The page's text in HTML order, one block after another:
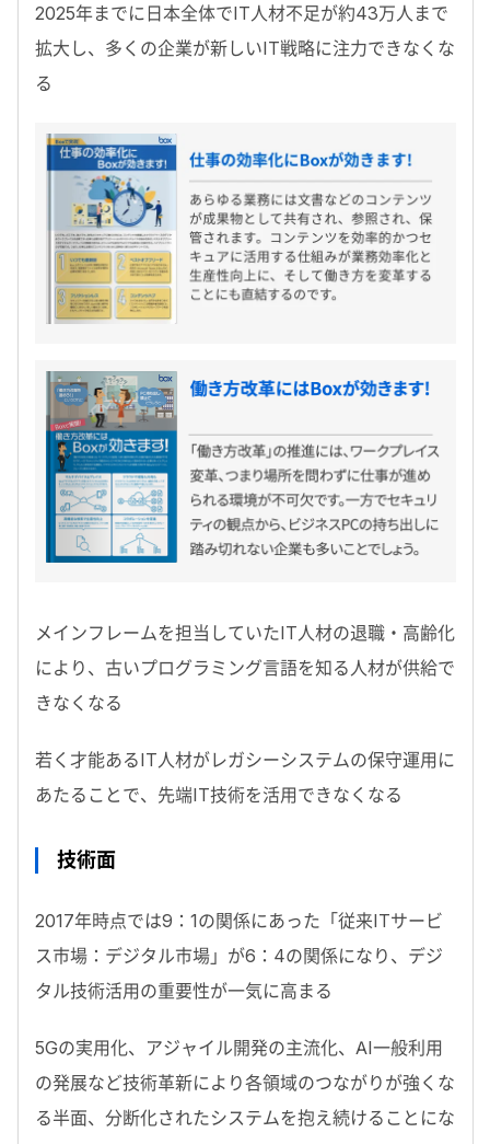
2025年までに日本全体でIT人材不足が約43万人まで
拡大し、多くの企業が新しいIT戦略に注力できなくな
る
メインフレームを担当していたIT人材の退職・高齢化
により、古いプログラミング言語を知る人材が供給で
きなくなる
若く才能あるIT人材がレガシーシステムの保守運用に
あたることで、先端IT技術を活用できなくなる
技術面
2017年時点では9：1の関係にあった「従来ITサービ
ス市場：デジタル市場」が6：4の関係になり、デジ
タル技術活用の重要性が一気に高まる
5Gの実用化、アジャイル開発の主流化、AI一般利用
の発展など技術革新により各領域のつながりが強くな
る半面、分断化されたシステムを抱え続けることにな